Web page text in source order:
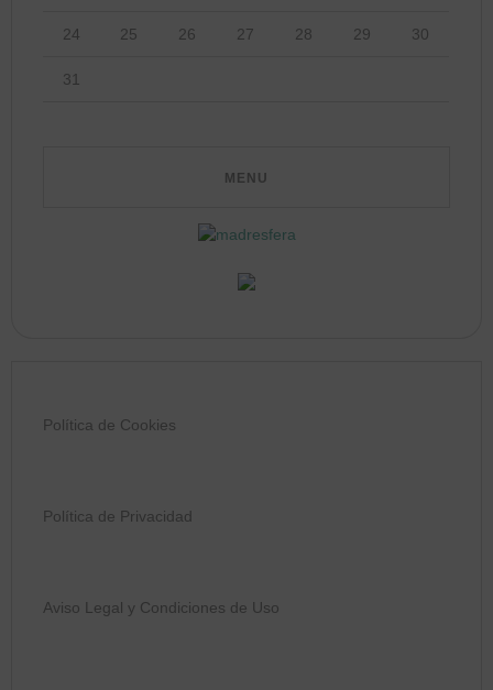
24 25 26 27 28 29 30
31
Política de Cookies
Política de Privacidad
Aviso Legal y Condiciones de Uso